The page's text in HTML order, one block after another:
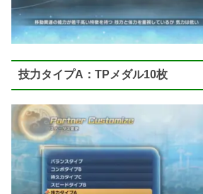
技力タイプA：TPメダル10枚